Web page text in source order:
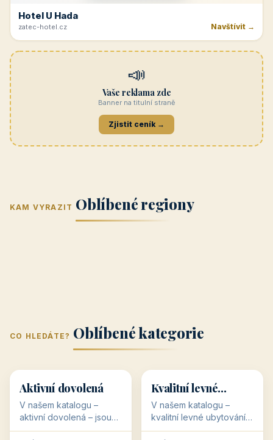
Hotel U Hada
zatec-hotel.cz Navštívit →
📣
Vaše reklama zde
Banner na titulní straně
Zjistit ceník →
KAM VYRAZIT Oblíbené regiony
(Jihomoravský
kraj)
kraj)
Zlínský kraj Žilinský
Karlovarský
Střední Čechy
(Středočeský
CO HLEDÁTE? Oblíbené kategorie
🥾 36 objektů
Aktivní dovolená
V našem katalogu –
aktivní dovolená – jsou
pro Vás připraveny
💰
💰
34 objektů
Kvalitní levné
ubytování
V našem katalogu –
kvalitní levné ubytování –
jsou pro Vás připraveny